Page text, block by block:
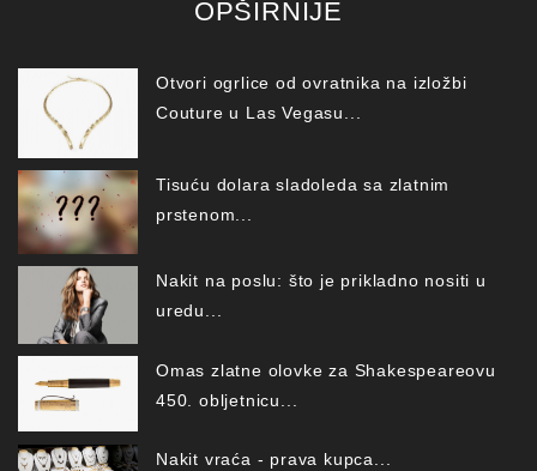
OPŠIRNIJE
Otvori ogrlice od ovratnika na izložbi
Couture u Las Vegasu...
Tisuću dolara sladoleda sa zlatnim
prstenom...
Nakit na poslu: što je prikladno nositi u
uredu...
Omas zlatne olovke za Shakespeareovu
450. obljetnicu...
Nakit vraća - prava kupca...